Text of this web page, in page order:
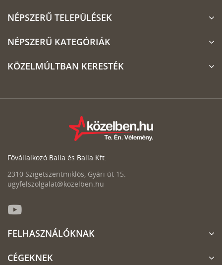
NÉPSZERŰ TELEPÜLÉSEK
NÉPSZERŰ KATEGÓRIÁK
KÖZELMÚLTBAN KERESTÉK
Fővállalkozó Balla és Balla Kft.
2310 Szigetszentmiklós, Gyári út 15.
ugyfelszolgalat@kozelben.hu
FELHASZNÁLÓKNAK
CÉGEKNEK